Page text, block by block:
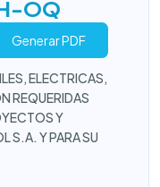
OQ
Generar PDF
ELECTRICAS,
REQUERIDAS
Y
S.A. Y PARA SU